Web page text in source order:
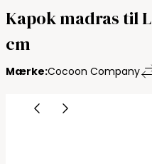
Kapok madras til
cm
Mærke:Cocoon Company